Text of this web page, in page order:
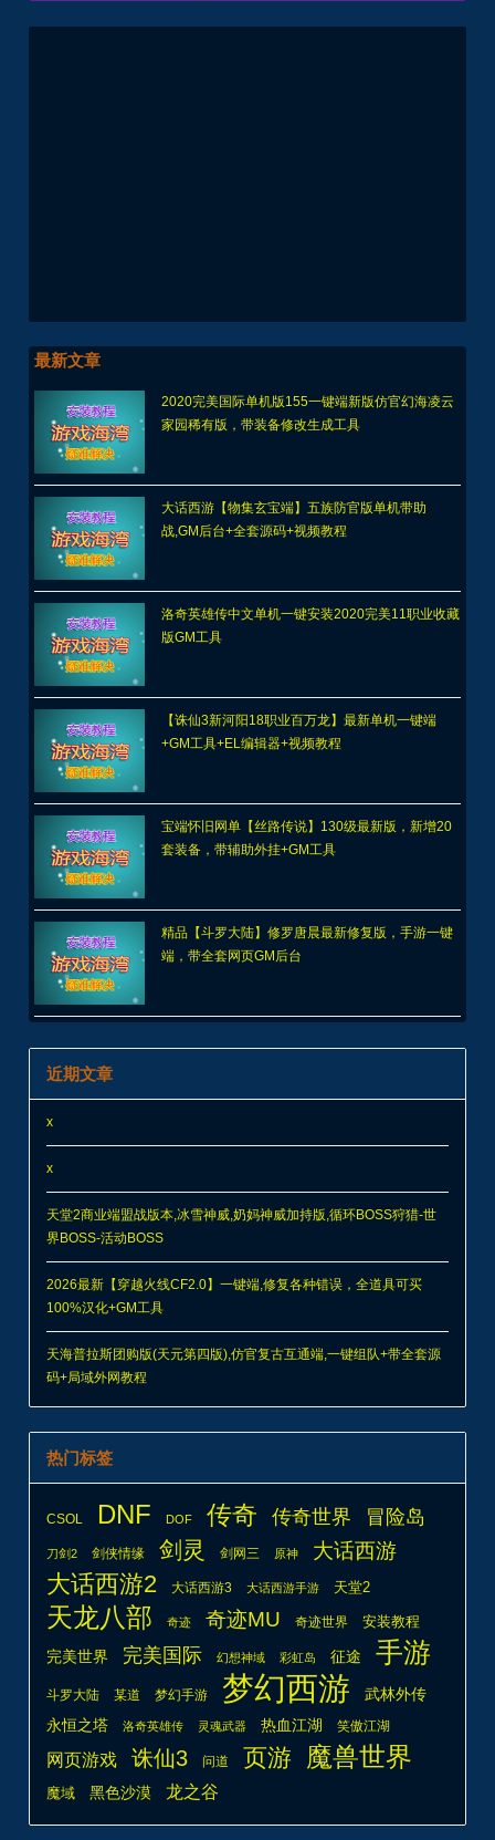
最新文章
2020完美国际单机版155一键端新版仿官幻海凌云
家园稀有版，带装备修改生成工具
大话西游【物集玄宝端】五族防官版单机带助
战,GM后台+全套源码+视频教程
洛奇英雄传中文单机一键安装2020完美11职业收藏
版GM工具
【诛仙3新河阳18职业百万龙】最新单机一键端
+GM工具+EL编辑器+视频教程
宝端怀旧网单【丝路传说】130级最新版，新增20
套装备，带辅助外挂+GM工具
精品【斗罗大陆】修罗唐晨最新修复版，手游一键
端，带全套网页GM后台
近期文章
x
x
天堂2商业端盟战版本,冰雪神威,奶妈神威加持版,循环BOSS狩猎-世
界BOSS-活动BOSS
2026最新【穿越火线CF2.0】一键端,修复各种错误，全道具可买
100%汉化+GM工具
天海普拉斯团购版(天元第四版),仿官复古互通端,一键组队+带全套源
码+局域外网教程
热门标签
CSOL DNF DOF 传奇 传奇世界 冒险岛
刀剑2 剑侠情缘 剑灵 剑网三 原神 大话西游
大话西游2 大话西游3 大话西游手游 天堂2
天龙八部 奇迹 奇迹MU 奇迹世界 安装教程
完美世界 完美国际 幻想神域 彩虹岛 征途 手游
斗罗大陆 某道 梦幻手游 梦幻西游
武林外传
永恒之塔
洛奇英雄传 灵魂武器 热血江湖 笑傲江湖
网页游戏 诛仙3 问道 页游 魔兽世界
魔域 黑色沙漠 龙之谷